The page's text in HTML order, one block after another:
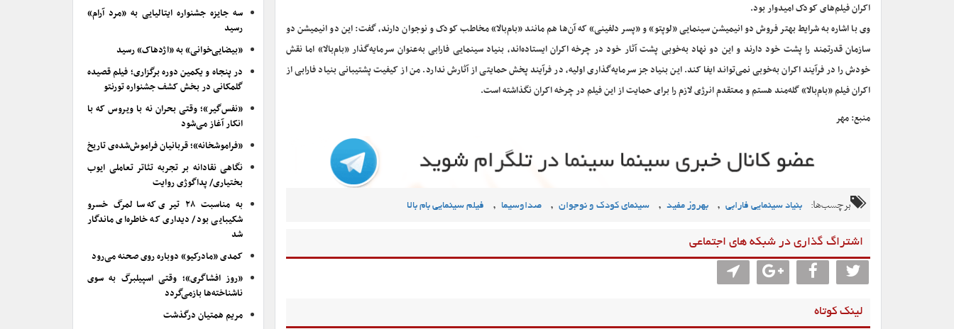
اکران فیلم‌های کودک امیدوار بود.
وی با اشاره به شرایط بهتر فروش دو انیمیشن سینمایی «لوپتو» و «پسر دلفینی» که آن‌ها هم مانند «بام‌بالا» مخاطب کودک و نوجوان دارند، گفت: این دو انیمیشن دو
سازمان قدرتمند را پشت خود دارند و این دو نهاد به‌خوبی پشت آثار خود در چرخه اکران ایستاده‌اند، بنیاد سینمایی فارابی به‌عنوان سرمایه‌گذار «بام‌بالا» اما نقش
خودش را در فرآیند اکران به‌خوبی نمی‌تواند ایفا کند. این بنیاد جز سرمایه‌گذاری اولیه، در فرآیند پخش حمایتی از آثارش ندارد. من از کیفیت پشتیبانی بنیاد فارابی از
اکران فیلم «بام‌بالا» گله‌مند هستم و معتقدم انرژی لازم را برای حمایت از این فیلم در چرخه اکران نگذاشته است.
منبع: مهر
برچسب‌ها: بنیاد سینمایی فارابی , بهروز مفید , سینمای کودک و نوجوان , صداوسیما , فیلم سینمایی بام بالا
اشتراگ گذاری در شبکه های اجتماعی
لینک کوتاه
سه جایزه جشنواره ایتالیایی به «مرد آرام»
رسید
«بیضایی‌خوانی» به «اژدهاک» رسید
در پنجاه و یکمین دوره برگزاری؛ فیلم قصیده
گلمکانی در بخش کشف جشنواره تورنتو
«نفس‌گیر»؛ وقتی بحران نه با ویروس که با
انکار آغاز می‌شود
«فراموشخانه»؛ قربانیان فراموش‌شده‌ی تاریخ
نگاهی نقادانه بر تجربه تئاتر تعاملی ایوب
بختیاری/ پداگوژی روایت
به مناسبت ۲۸ تیری که سالمرگ خسرو
شکیبایی بود/ دیداری که خاطره‌ای ماندگار
شد
کمدی «مادرکیو» دوباره روی صحنه می‌رود
«روز افشاگری»؛ وقتی اسپیلبرگ به سوی
ناشناخته‌ها بازمی‌گردد
مریم همتیان درگذشت